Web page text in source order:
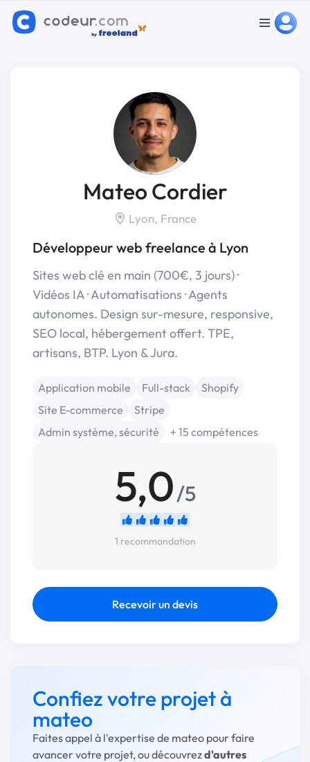
Mateo Cordier
Lyon, France
Développeur web freelance à Lyon
Sites web clé en main (700€, 3 jours) ·
Vidéos IA · Automatisations · Agents
autonomes. Design sur-mesure, responsive,
SEO local, hébergement offert. TPE,
artisans, BTP. Lyon & Jura.
Application mobile Full-stack
Shopify
Site E-commerce
Stripe
Admin système, sécurité
+ 15 compétences
5,0/5
1 recommandation
Recevoir un devis
Confiez votre projet à
mateo
Faites appel à l'expertise de mateo pour faire
avancer votre projet, ou découvrezd'autres